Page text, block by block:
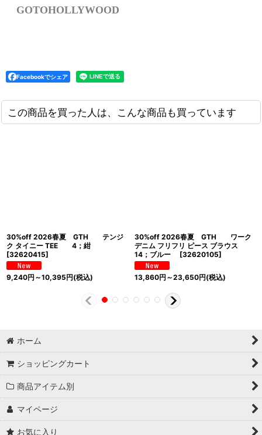
GOTOHOLLYWOOD
Facebookでシェア
この商品を買った人は、こんな商品も買っています
30%off 2026春夏 GTH テンジ
ク タイニー TEE 4；紺
[32620415]
9,240円 ～10,395円(税込)
30%off 2026春夏 GTH ワーク
デニム フリフリ ピース ブラウス
14；ブルー
[32620105]
13,860円 ～23,650円(税込)
ホーム
ショッピングカート
商品アイテム別
マイページ
お気に入り